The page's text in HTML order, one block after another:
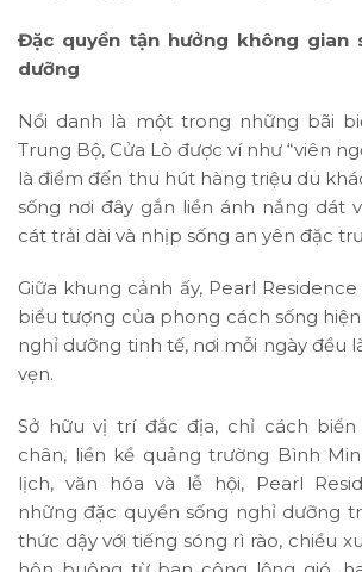
Đặc quyền tận hưởng không gian
dưỡng
Nổi danh là một trong những bãi
Trung Bộ, Cửa Lò được ví như “viên
là điểm đến thu hút hàng triệu du
sống nơi đây gắn liền ánh nắng dát
cát trải dài và nhịp sống an yên đặc
Giữa khung cảnh ấy, Pearl
biểu tượng của phong cách sống
nghỉ dưỡng tinh tế, nơi mỗi ngày đều
vẹn.
Sở hữu vị trí đắc địa, chỉ cách biển
chân, liền kề quảng trường Bình
lịch, văn hóa và lễ hội, Pearl
những đặc quyền sống nghỉ dưỡng
thức dậy với tiếng sóng rì rào, chiều